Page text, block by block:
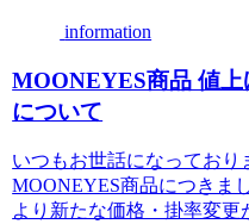
information
MOONEYES商品 値上
について
いつもお世話になっており
MOONEYES商品につきま
より新たな価格・掛率変更